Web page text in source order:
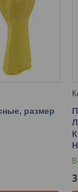
размер